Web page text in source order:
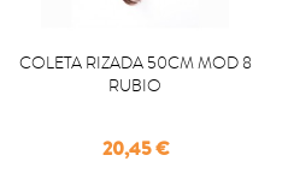
COLETA RIZADA 50CM MOD 8
RUBIO
Precio
20,45 €